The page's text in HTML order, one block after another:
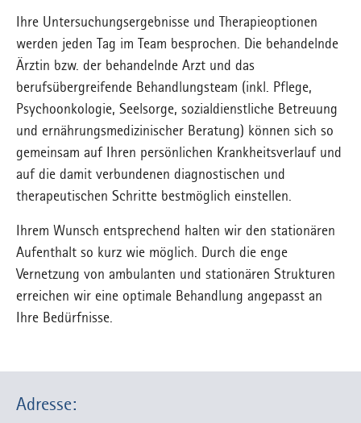
Ihre Untersuchungsergebnisse und Therapieoptionen
werden jeden Tag im Team besprochen. Die behandelnde
Ärztin bzw. der behandelnde Arzt und das
berufsübergreifende Behandlungsteam (inkl. Pflege,
Psychoonkologie, Seelsorge, sozialdienstliche Betreuung
und ernährungsmedizinischer Beratung) können sich so
gemeinsam auf Ihren persönlichen Krankheitsverlauf und
auf die damit verbundenen diagnostischen und
therapeutischen Schritte bestmöglich einstellen.
Ihrem Wunsch entsprechend halten wir den stationären
Aufenthalt so kurz wie möglich. Durch die enge
Vernetzung von ambulanten und stationären Strukturen
erreichen wir eine optimale Behandlung angepasst an
Ihre Bedürfnisse.
Adresse: